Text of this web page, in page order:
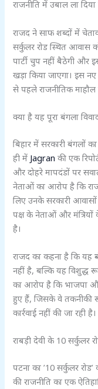
राजनीति में उबाल ला दिया
राजद ने साफ शब्दों में
सर्कुलर रोड स्थित आवास
पार्टी चुप नहीं बैठेगी
खड़ा किया जाएगा। इस
से पहले राजनीतिक
क्या है यह पूरा बंगला
बिहार में सरकारी बंगलों
ही में Jagran की एक
और दोहरे मापदंडों पर
नेताओं का आरोप है कि
लिए उनके सरकारी
पक्ष के नेताओं और मंत्रियों
है।
राजद का कहना है कि यह
नहीं है, बल्कि यह विशुद्ध
का आरोप है कि भाजपा
हुए हैं, जिसके वे तकनीकी
कार्रवाई नहीं की जा रही है।
राबड़ी देवी के 10 सर्कुलर
पटना का ’10 सर्कुलर
की राजनीति का एक